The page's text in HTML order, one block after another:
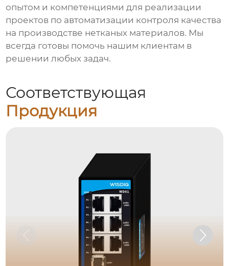
опытом и компетенциями для реализации
проектов по автоматизации контроля качества
на производстве нетканых материалов. Мы
всегда готовы помочь нашим клиентам в
решении любых задач.
Соответствующая
Продукция